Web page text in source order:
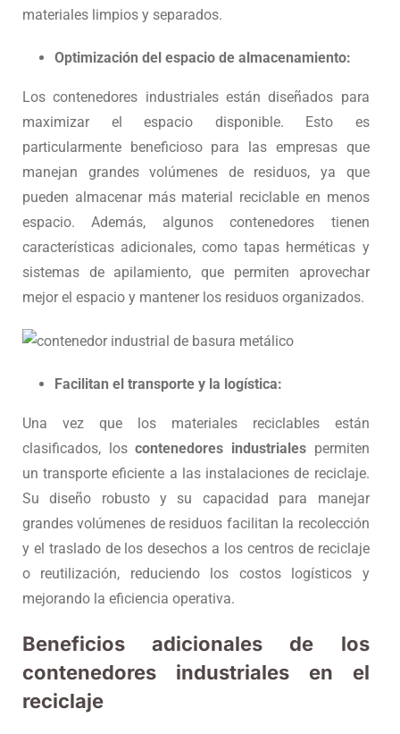
materiales limpios y separados.
Optimización del espacio de almacenamiento:
Los contenedores industriales están diseñados para
maximizar el espacio disponible. Esto es
particularmente beneficioso para las empresas que
manejan grandes volúmenes de residuos, ya que
pueden almacenar más material reciclable en menos
espacio. Además, algunos contenedores tienen
características adicionales, como tapas herméticas y
sistemas de apilamiento, que permiten aprovechar
mejor el espacio y mantener los residuos organizados.
Facilitan el transporte y la logística:
Una vez que los materiales reciclables están
clasificados, loscontenedores industrialespermiten
un transporte eficiente a las instalaciones de reciclaje.
Su diseño robusto y su capacidad para manejar
grandes volúmenes de residuos facilitan la recolección
y el traslado de los desechos a los centros de reciclaje
o reutilización, reduciendo los costos logísticos y
mejorando la eficiencia operativa.
Beneficios adicionales de los
contenedores industriales en el
reciclaje